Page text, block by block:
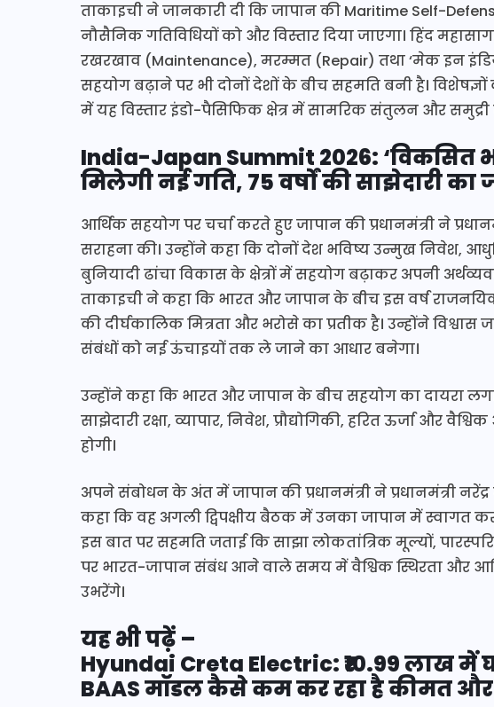
ताकाइची ने जानकारी दी कि जापान की Maritime Self-
नौसैनिक गतिविधियों को और विस्तार दिया जाएगा। हिंद
रखरखाव (Maintenance), मरम्मत (Repair) तथा ‘मेक इन
सहयोग बढ़ाने पर भी दोनों देशों के बीच सहमति बनी है।
में यह विस्तार इंडो-पैसिफिक क्षेत्र में सामरिक संतुलन और
India-Japan Summit 2026: ‘विकसित
मिलेगी नई गति, 75 वर्षों की साझेदारी का
आर्थिक सहयोग पर चर्चा करते हुए जापान की प्रधानमंत्री ने
सराहना की। उन्होंने कहा कि दोनों देश भविष्य उन्मुख निवेश,
बुनियादी ढांचा विकास के क्षेत्रों में सहयोग बढ़ाकर अपनी
ताकाइची ने कहा कि भारत और जापान के बीच इस वर्ष
की दीर्घकालिक मित्रता और भरोसे का प्रतीक है। उन्होंने
संबंधों को नई ऊंचाइयों तक ले जाने का आधार बनेगा।
उन्होंने कहा कि भारत और जापान के बीच सहयोग का दायरा
साझेदारी रक्षा, व्यापार, निवेश, प्रौद्योगिकी, हरित ऊर्जा और
होगी।
अपने संबोधन के अंत में जापान की प्रधानमंत्री ने प्रधानमंत्री
कहा कि वह अगली द्विपक्षीय बैठक में उनका जापान में स्वागत
इस बात पर सहमति जताई कि साझा लोकतांत्रिक मूल्यों,
पर भारत-जापान संबंध आने वाले समय में वैश्विक स्थिरता और
उभरेंगे।
यह भी पढ़ें –
Hyundai Creta Electric: ₹10.99 लाख में
BAAS मॉडल कैसे कम कर रहा है कीमत